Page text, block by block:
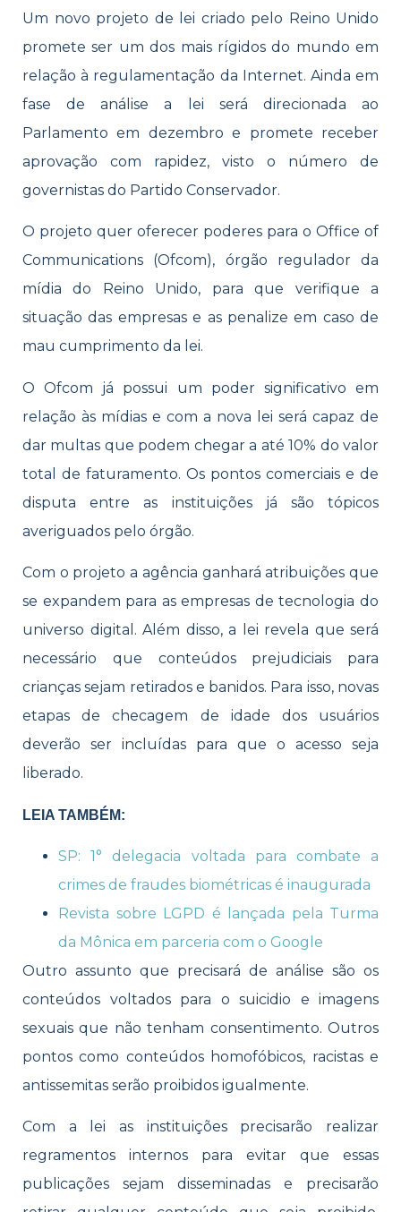
Um novo projeto de lei criado pelo Reino Unido
promete ser um dos mais rígidos do mundo em
relação à regulamentação da Internet. Ainda em
fase de análise a lei será direcionada ao
Parlamento em dezembro e promete receber
aprovação com rapidez, visto o número de
governistas do Partido Conservador.
O projeto quer oferecer poderes para o Office of
Communications (Ofcom), órgão regulador da
mídia do Reino Unido, para que verifique a
situação das empresas e as penalize em caso de
mau cumprimento da lei.
O Ofcom já possui um poder significativo em
relação às mídias e com a nova lei será capaz de
dar multas que podem chegar a até 10% do valor
total de faturamento. Os pontos comerciais e de
disputa entre as instituições já são tópicos
averiguados pelo órgão.
Com o projeto a agência ganhará atribuições que
se expandem para as empresas de tecnologia do
universo digital. Além disso, a lei revela que será
necessário que conteúdos prejudiciais para
crianças sejam retirados e banidos. Para isso, novas
etapas de checagem de idade dos usuários
deverão ser incluídas para que o acesso seja
liberado.
LEIA TAMBÉM:
SP: 1° delegacia voltada para combate a
crimes de fraudes biométricas é inaugurada
Revista sobre LGPD é lançada pela Turma
da Mônica em parceria com o Google
Outro assunto que precisará de análise são os
conteúdos voltados para o suicidio e imagens
sexuais que não tenham consentimento. Outros
pontos como conteúdos homofóbicos, racistas e
antissemitas serão proibidos igualmente.
Com a lei as instituições precisarão realizar
regramentos internos para evitar que essas
publicações sejam disseminadas e precisarão